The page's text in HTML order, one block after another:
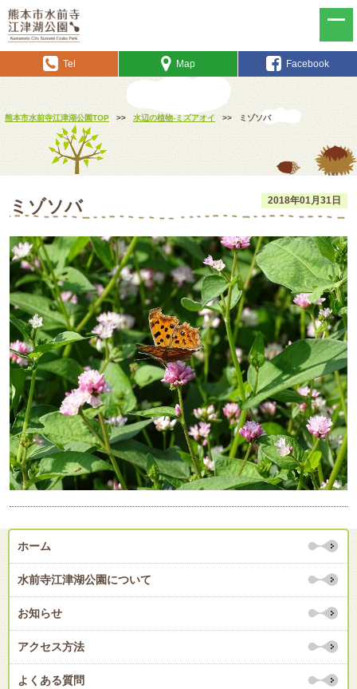
Tel Map Facebook
熊本市水前寺江津湖公園TOP >> 水辺の植物-ミズアオイ >> ミゾソバ
2018年01月31日
ミゾソバ
ホーム
水前寺江津湖公園について
お知らせ
アクセス方法
よくある質問